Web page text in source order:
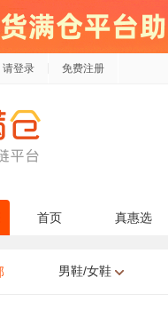
请登录 免费注册
首页 真惠选
男鞋/女鞋